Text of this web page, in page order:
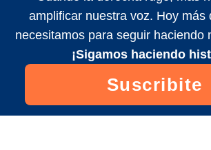
amplificar nuestra voz. Hoy más
necesitamos para seguir haciendo
¡Sigamos haciendo
Suscribite